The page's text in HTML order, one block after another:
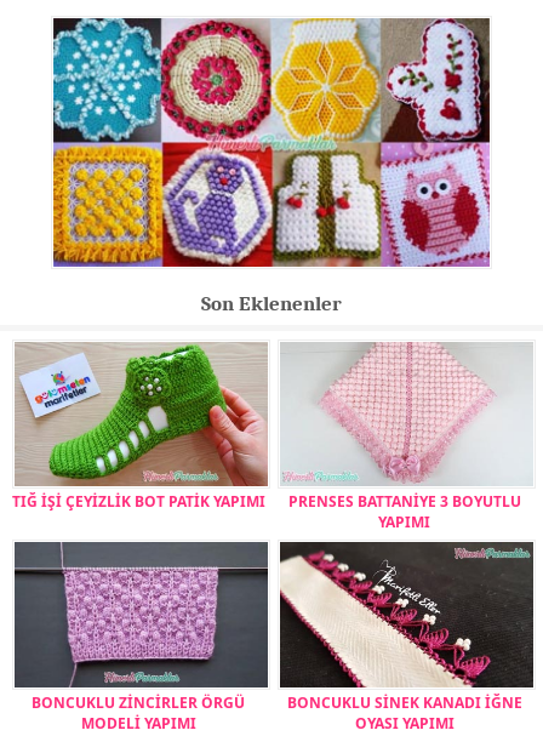
Son Eklenenler
TIĞ İŞİ ÇEYİZLİK BOT PATİK YAPIMI
PRENSES BATTANİYE 3 BOYUTLU
YAPIMI
BONCUKLU ZİNCİRLER ÖRGÜ
MODELİ YAPIMI
BONCUKLU SİNEK KANADI İĞNE
OYASI YAPIMI